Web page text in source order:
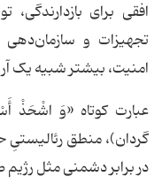
افقی برای
تجهیزات و
امنیت، بیشتر شبیه یک
عبارت کوتاه «وَ اشْحَذْ
گردان)، منطق رئالیستیِ
در برابر دشمنی مثل